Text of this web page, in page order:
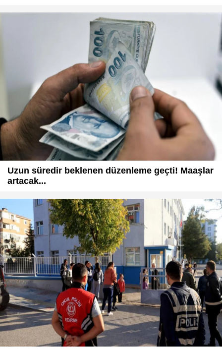
Uzun süredir beklenen düzenleme geçti! Maaşlar
artacak...